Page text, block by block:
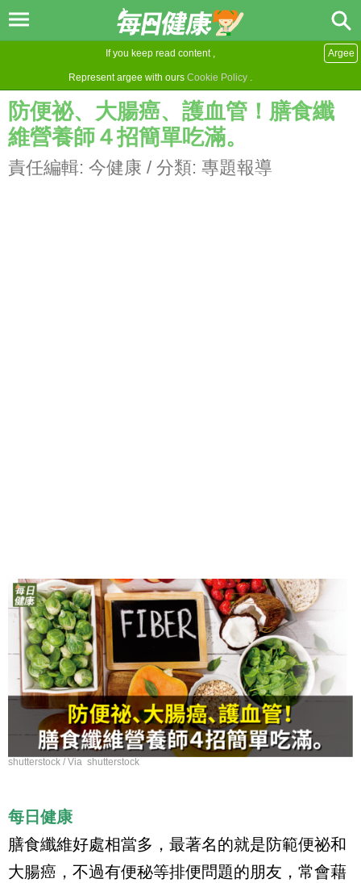
If you keep read content ,
Represent argee with ours Cookie Policy .
Argee
防便祕、大腸癌、護血管！膳食纖
維營養師４招簡單吃滿。
責任編輯: 今健康 / 分類: 專題報導
shutterstock / Via shutterstock
每日健康
膳食纖維好處相當多，最著名的就是防範便祕和
大腸癌，不過有便秘等排便問題的朋友，常會藉